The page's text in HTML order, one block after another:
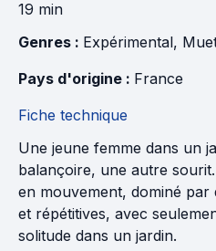
19 min
Genres : Expérimental,
Pays d'origine : France
Fiche technique
Une jeune femme dans un
balançoire, une autre
en mouvement, dominé par
et répétitives, avec
solitude dans un jardin.